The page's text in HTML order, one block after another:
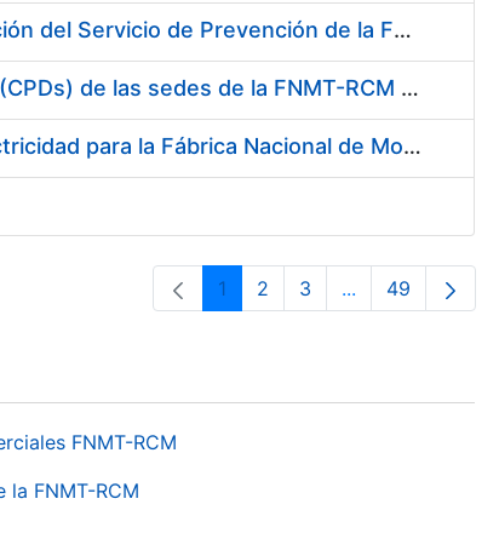
Servicio de Calibración y Verificación Externa de los Equipos de Medición del Servicio de Prevención de la FNMT-RCM
Conexión mediante Fibra Óptica de los Centros de Proceso de Datos (CPDs) de las sedes de la FNMT-RCM de Burgos y Madrid
Contratación de acuerdo marco para el Suministro de Material de Electricidad para la Fábrica Nacional de Moneda y Timbre-Real Casa de la Moneda en su centro de trabajo de Burgos
Páxina
1 Páxina
2 Páxina
3 ...PáxinasPáxina
49
FNMT-RCM
FNMT-RCM